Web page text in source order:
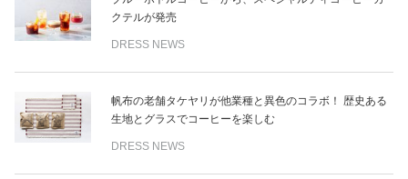
クテルが発売
DRESS NEWS
帆布の老舗タケヤリが他業種と異色のコラボ！ 歴史ある
生地とグラスでコーヒーを楽しむ
DRESS NEWS